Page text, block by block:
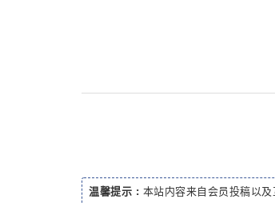
温馨提示 : 本站内容来自会员投稿以